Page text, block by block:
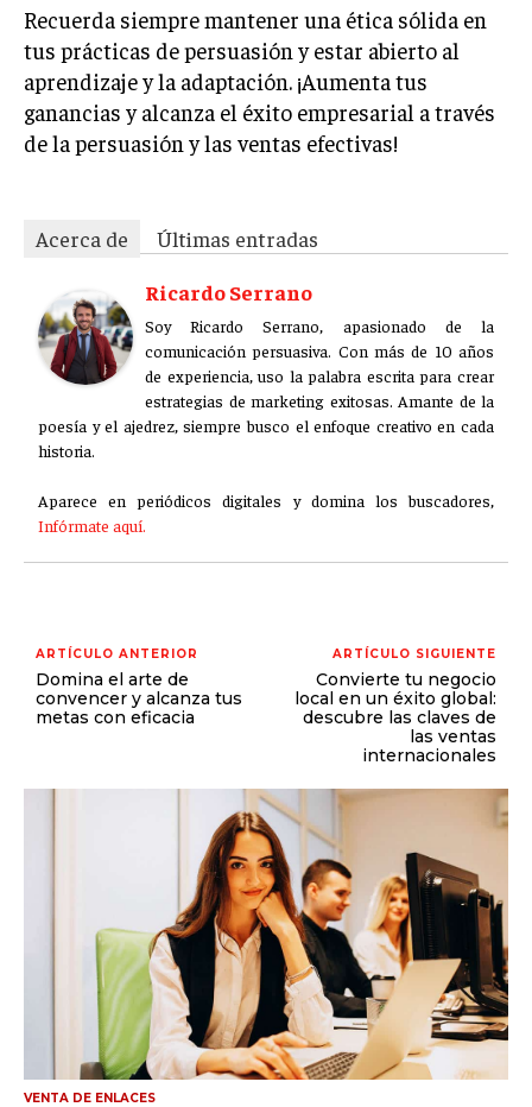
ÉTICA EMPRESARIAL Y RESPONSABILIDAD
SOCIAL
BLOG
Soy Ricardo Serrano, apasionado de la
comunicación persuasiva. Con más de 10 años de
experiencia, uso la palabra escrita para crear
estrategias de marketing exitosas. Amante de la
poesía y el ajedrez, siempre busco el enfoque creativo en cada
Aparece en periódicos digitales y domina los buscadores,
Recuerda siempre mantener una ética sólida en
tus prácticas de persuasión y estar abierto al
aprendizaje y la adaptación. ¡Aumenta tus
ganancias y alcanza el éxito empresarial a través
de la persuasión y las ventas efectivas!
Acerca de
Últimas entradas
Ricardo Serrano
Soy Ricardo Serrano, apasionado de la
comunicación persuasiva. Con más de 10 años
de experiencia, uso la palabra escrita para crear
estrategias de marketing exitosas. Amante de la
poesía y el ajedrez, siempre busco el enfoque creativo en cada
historia.
Aparece en periódicos digitales y domina los buscadores,
Infórmate aquí.
ARTÍCULO ANTERIOR
Domina el arte de
convencer y alcanza tus
metas con eficacia
ARTÍCULO SIGUIENTE
Convierte tu negocio
local en un éxito global:
descubre las claves de
las ventas
internacionales
VENTA DE ENLACES